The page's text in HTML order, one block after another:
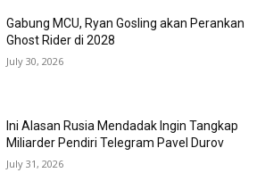
Gabung MCU, Ryan Gosling akan Perankan
Ghost Rider di 2028
July 30, 2026
Ini Alasan Rusia Mendadak Ingin Tangkap
Miliarder Pendiri Telegram Pavel Durov
July 31, 2026